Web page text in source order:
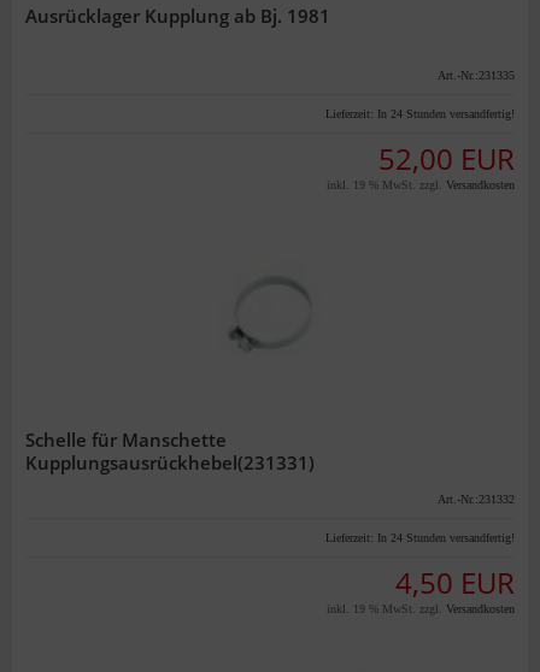
Ausrücklager Kupplung ab Bj. 1981
Art.-Nr.:231335
Lieferzeit: In 24 Stunden versandfertig!
52,00 EUR
inkl. 19 % MwSt. zzgl. Versandkosten
Schelle für Manschette
Kupplungsausrückhebel(231331)
Art.-Nr.:231332
Lieferzeit: In 24 Stunden versandfertig!
4,50 EUR
inkl. 19 % MwSt. zzgl. Versandkosten